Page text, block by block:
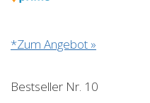
*Zum Angebot »
Bestseller Nr. 10